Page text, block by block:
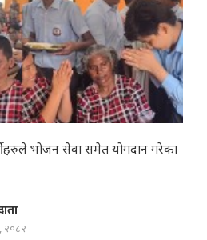
भोजन सेवा समेत योगदान गरेका
२०८२